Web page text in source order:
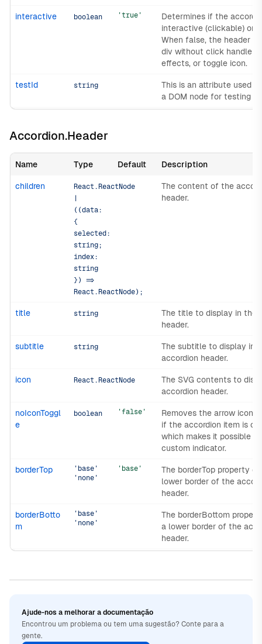
interactive boolean 'true'
Determines if the
interactive (clickable) or
When false, the header
div without click handlers,
effects, or toggle icon.
testId string
This is an attribute used
a DOM node for testing
Accordion.Header
Name Type Default Description
children
React.ReactNode
((data:
{
selected:
string;
index:
string
}) =>
React.ReactNode);
The content of the
header.
title string
The title to display in the
header.
subtitle string
The subtitle to display in
accordion header.
icon React.ReactNode
The SVG contents to
accordion header.
noIconToggl
e
boolean 'false'
Removes the arrow icon
if the accordion item is
which makes it possible
custom indicator.
borderTop
'base'
'none'
'base'
The borderTop property
lower border of the
header.
borderBotto
m
'base'
'none'
The borderBottom
a lower border of the
header.
Ajude-nos a melhorar a documentação
Encontrou um problema ou tem uma sugestão? Conte para a
gente.